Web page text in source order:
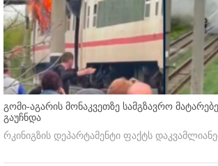
გომი-აგარის მონაკვეთზე სამგზავრო
გაუჩნდა
რკინიგზის დეპარტამენტი ფაქტს